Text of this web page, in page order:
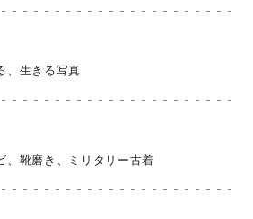
、生きる写真
、靴磨き、ミリタリー古着